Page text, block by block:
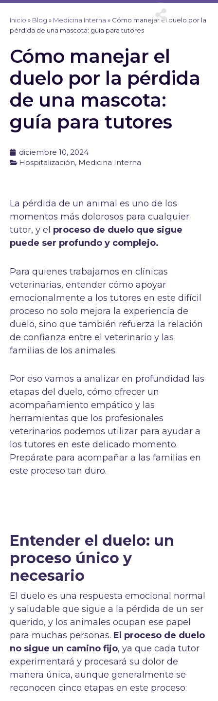
Ir
contenido
Inicio » Blog » Medicina Interna » Cómo manejar el duelo por la
pérdida de una mascota: guía para tutores
Cómo manejar el
duelo por la pérdida
de una mascota:
guía para tutores
diciembre 10, 2024
Hospitalización, Medicina Interna
La pérdida de un animal es uno de los
momentos más dolorosos para cualquier
tutor, y el proceso de duelo que sigue
puede ser profundo y complejo.
Para quienes trabajamos en clínicas
veterinarias, entender cómo apoyar
emocionalmente a los tutores en este difícil
proceso no solo mejora la experiencia de
duelo, sino que también refuerza la relación
de confianza entre el veterinario y las
familias de los animales.
Por eso vamos a analizar en profundidad las
etapas del duelo, cómo ofrecer un
acompañamiento empático y las
herramientas que los profesionales
veterinarios podemos utilizar para ayudar a
los tutores en este delicado momento.
Prepárate para acompañar a las familias en
este proceso tan duro.
Entender el duelo: un
proceso único y
necesario
El duelo es una respuesta emocional normal
y saludable que sigue a la pérdida de un ser
querido, y los animales ocupan ese papel
para muchas personas. El proceso de duelo
no sigue un camino fijo, ya que cada tutor
experimentará y procesará su dolor de
manera única, aunque generalmente se
reconocen cinco etapas en este proceso: